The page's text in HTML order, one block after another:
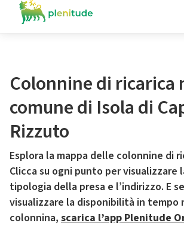
Colonnine di ricarica
comune di Isola di
Rizzuto
Esplora la mappa delle colonnine di
Clicca su ogni punto per visualizzare
tipologia della presa e l’indirizzo. E
visualizzare la disponibilità in tempo
colonnina, scarica l’app Plenitude